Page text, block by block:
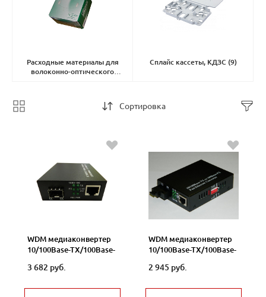
Расходные материалы для
волоконно-оптического
Сплайс кассеты, КДЗС (9)
Сортировка
WDM медиаконвертер
10/100Base-TX/100Base-
SM, SC, 1310nm, 20км,
3 682 руб.
WDM медиаконвертер
10/100Base-TX/100Base-
SM, SC, 1310nm, с DIP
2 945 руб.